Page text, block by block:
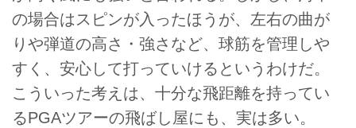
の場合はスピンが入ったほうが、左右の曲が
りや弾道の高さ・強さなど、球筋を管理しや
すく、安心して打っていけるというわけだ。
こういった考えは、十分な飛距離を持ってい
るPGAツアーの飛ばし屋にも、実は多い。